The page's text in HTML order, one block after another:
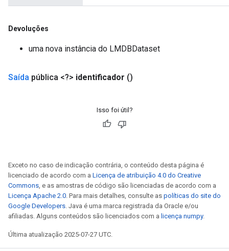
Devoluções
uma nova instância do LMDBDataset
Saída pública <?> identificador ()
Isso foi útil?
Exceto no caso de indicação contrária, o conteúdo desta página é
licenciado de acordo com a Licença de atribuição 4.0 do Creative
Commons, e as amostras de código são licenciadas de acordo com a
Licença Apache 2.0. Para mais detalhes, consulte as políticas do site do
Google Developers. Java é uma marca registrada da Oracle e/ou
afiliadas. Alguns conteúdos são licenciados com a licença numpy.
Última atualização 2025-07-27 UTC.